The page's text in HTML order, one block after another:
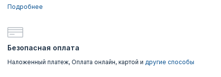
Подробнее
Безопасная оплата
Наложенный платеж, Оплата онлайн, картой и другие способы